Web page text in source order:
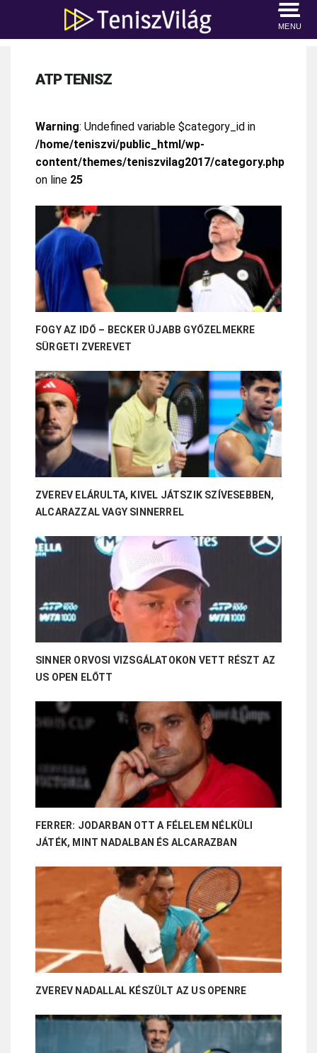
MENU
ATP TENISZ
Warning: Undefined variable $category_id in
/home/teniszvi/public_html/wp-
content/themes/teniszvilag2017/category.php
on line 25
FOGY AZ IDŐ – BECKER ÚJABB GYŐZELMEKRE
SÜRGETI ZVEREVET
ZVEREV ELÁRULTA, KIVEL JÁTSZIK SZÍVESEBBEN,
ALCARAZZAL VAGY SINNERREL
SINNER ORVOSI VIZSGÁLATOKON VETT RÉSZT AZ
US OPEN ELŐTT
FERRER: JODARBAN OTT A FÉLELEM NÉLKÜLI
JÁTÉK, MINT NADALBAN ÉS ALCARAZBAN
ZVEREV NADALLAL KÉSZÜLT AZ US OPENRE